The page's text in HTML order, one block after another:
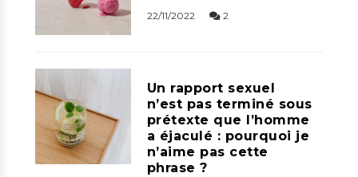
22/11/2022 2
Un rapport sexuel
n’est pas terminé sous
prétexte que l’homme
a éjaculé : pourquoi je
n’aime pas cette
phrase ?